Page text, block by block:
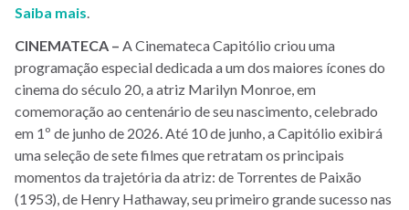
Saiba mais
CINEMATECA – A Cinemateca Capitólio criou uma
programação especial dedicada a um dos maiores ícones do
cinema do século 20, a atriz Marilyn Monroe, em
comemoração ao centenário de seu nascimento, celebrado
em 1º de junho de 2026. Até 10 de junho, a Capitólio exibirá
uma seleção de sete filmes que retratam os principais
momentos da trajetória da atriz: de Torrentes de Paixão
(1953), de Henry Hathaway, seu primeiro grande sucesso nas